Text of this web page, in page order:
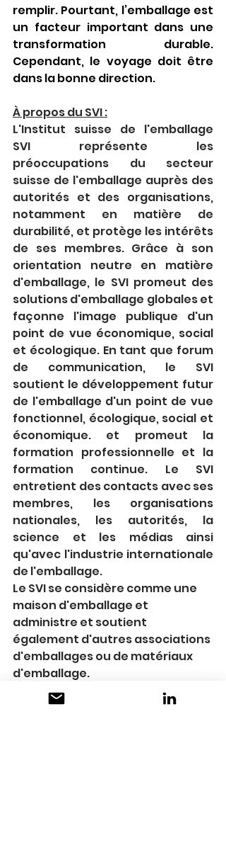
remplir. Pourtant, l’emballage est
un facteur important dans une
transformation durable.
Cependant, le voyage doit être
dans la bonne direction.
À propos du SVI :
L'Institut suisse de l'emballage
SVI représente les
préoccupations du secteur
suisse de l'emballage auprès des
autorités et des organisations,
notamment en matière de
durabilité, et protège les intérêts
de ses membres. Grâce à son
orientation neutre en matière
d'emballage, le SVI promeut des
solutions d'emballage globales et
façonne l'image publique d'un
point de vue économique, social
et écologique. En tant que forum
de communication, le SVI
soutient le développement futur
de l'emballage d'un point de vue
fonctionnel, écologique, social et
économique. et promeut la
formation professionnelle et la
formation continue. Le SVI
entretient des contacts avec ses
membres, les organisations
nationales, les autorités, la
science et les médias ainsi
qu'avec l'industrie internationale
de l'emballage.
Le SVI se considère comme une
maison d'emballage et
administre et soutient
également d'autres associations
d'emballages ou de matériaux
d'emballage.
(Conférence en allemand)